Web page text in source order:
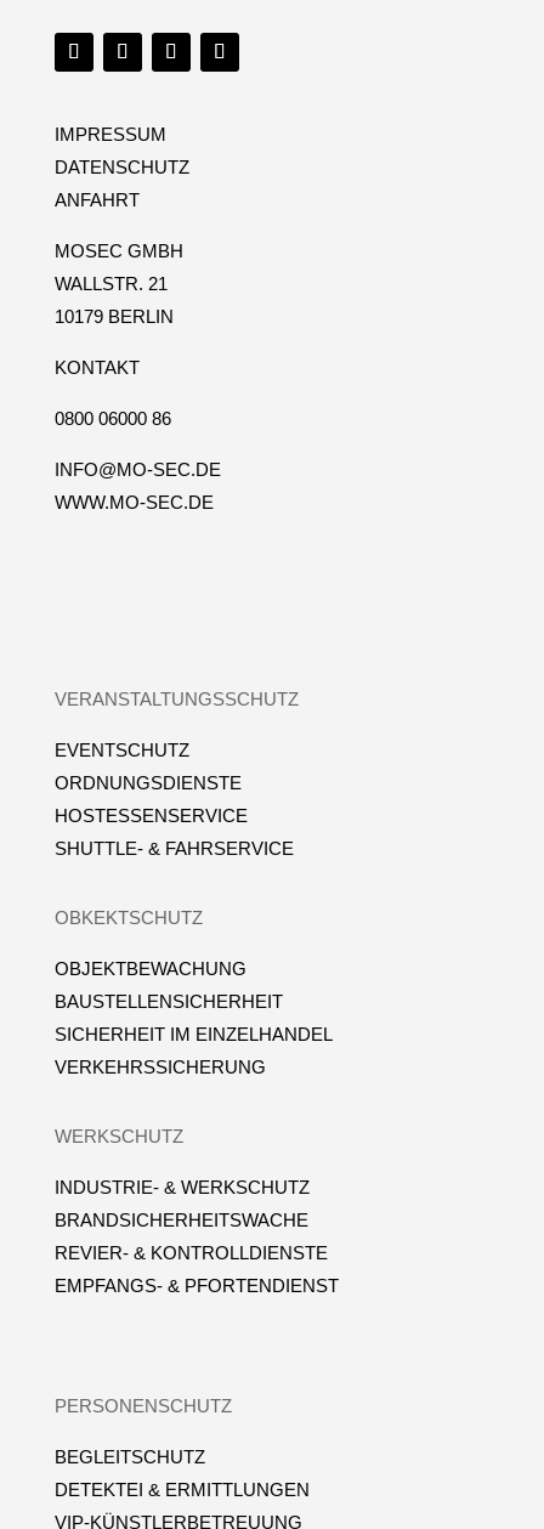
IMPRESSUM
DATENSCHUTZ
ANFAHRT
MOSEC GMBH
WALLSTR. 21
10179 BERLIN
KONTAKT
0800 06000 86
INFO@MO-SEC.DE
WWW.MO-SEC.DE
VERANSTALTUNGSSCHUTZ
EVENTSCHUTZ
ORDNUNGSDIENSTE
HOSTESSENSERVICE
SHUTTLE- & FAHRSERVICE
OBKEKTSCHUTZ
OBJEKTBEWACHUNG
BAUSTELLENSICHERHEIT
SICHERHEIT IM EINZELHANDEL
VERKEHRSSICHERUNG
WERKSCHUTZ
INDUSTRIE- & WERKSCHUTZ
BRANDSICHERHEITSWACHE
REVIER- & KONTROLLDIENSTE
EMPFANGS- & PFORTENDIENST
PERSONENSCHUTZ
BEGLEITSCHUTZ
DETEKTEI & ERMITTLUNGEN
VIP-KÜNSTLERBETREUUNG